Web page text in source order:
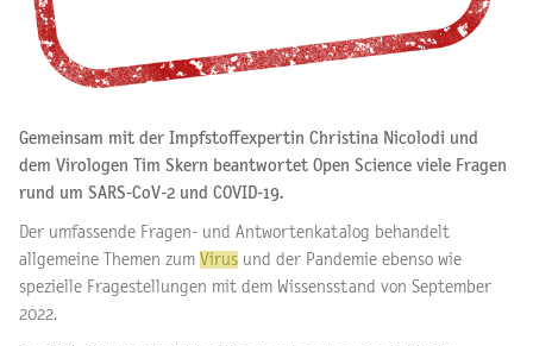
Gemeinsam mit der Impfstoffexpertin Christina Nicolodi und
dem Virologen Tim Skern beantwortet Open Science viele Fragen
rund um SARS-CoV-2 und COVID-19.
Der umfassende Fragen- und Antwortenkatalog behandelt
allgemeine Themen zum Virus und der Pandemie ebenso wie
spezielle Fragestellungen mit dem Wissensstand von September
2022.